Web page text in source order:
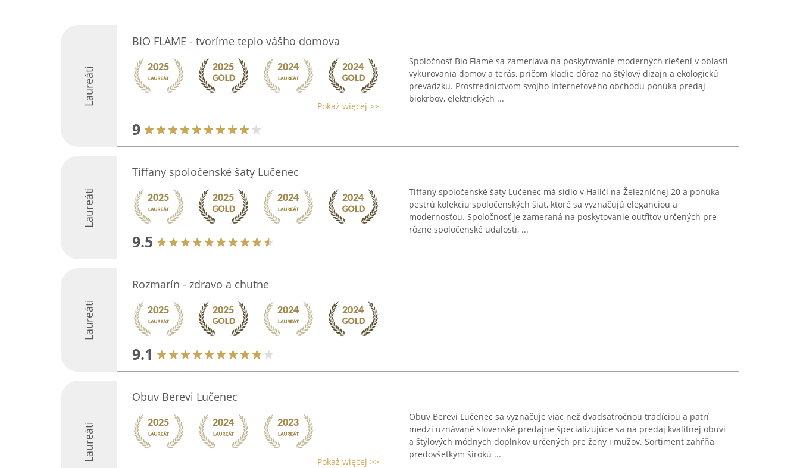
Laureáti
BIO FLAME - tvoríme teplo vášho domova
Pokaż więcej >>
9
Spoločnosť Bio Flame sa zameriava na poskytovanie moderných riešení v oblasti
vykurovania domov a terás, pričom kladie dôraz na štýlový dizajn a ekologickú
prevádzku. Prostredníctvom svojho internetového obchodu ponúka predaj
biokrbov, elektrických ...
Laureáti
Tiffany spoločenské šaty Lučenec
9.5
Tiffany spoločenské šaty Lučenec má sídlo v Haliči na Železničnej 20 a ponúka
pestrú kolekciu spoločenských šiat, ktoré sa vyznačujú eleganciou a
modernosťou. Spoločnosť je zameraná na poskytovanie outfitov určených pre
rôzne spoločenské udalosti, ...
Laureáti
Rozmarín - zdravo a chutne
9.1
Laureáti
Obuv Berevi Lučenec
Pokaż więcej >>
Obuv Berevi Lučenec sa vyznačuje viac než dvadsaťročnou tradíciou a patrí
medzi uznávané slovenské predajne špecializujúce sa na predaj kvalitnej obuvi
a štýlových módnych doplnkov určených pre ženy i mužov. Sortiment zahŕňa
predovšetkým širokú ...